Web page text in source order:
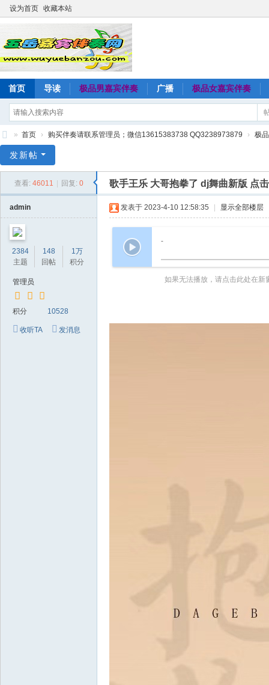
设为首页 收藏本站
首页 导读 极品男嘉宾伴奏 广播 极品女嘉宾伴奏
岳
» 首页 › 购买伴奏请联系管理员；微信13615383738 QQ3238973879 › 极
发新帖
查看: 46011 回复: 0 歌手王乐 大哥抱拳了 dj舞曲新版 点
admin
2384
主题
148
回帖
1万
积分
管理员
积分 10528
收听TA 发消息
发表于 2023-4-10 12:58:35 显示全部楼层
-
如果无法播放，请点击此处在新